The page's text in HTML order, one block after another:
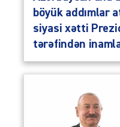
böyük addımlar
siyasi xətti
tərəfindən